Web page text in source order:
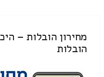
מחירון הובלות –
הובלות